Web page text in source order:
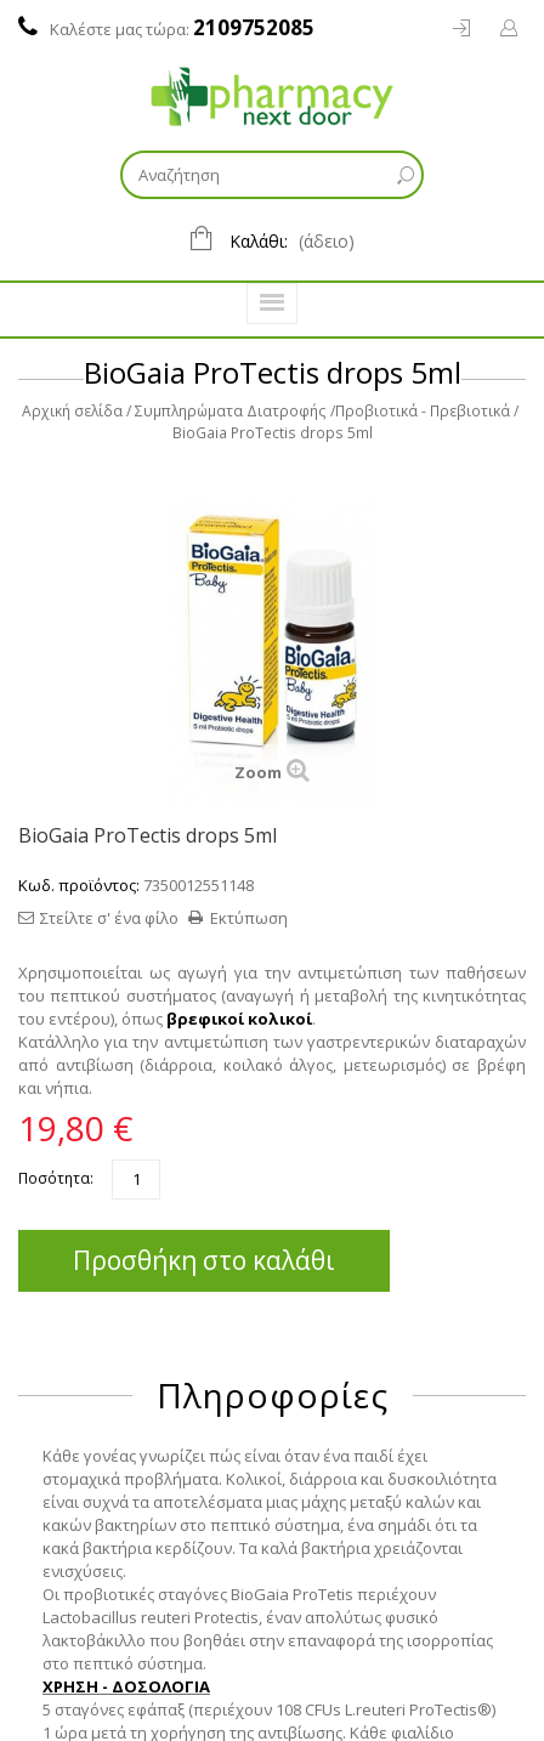
Καλέστε μας τώρα: 2109752085
Καλάθι: (άδειο)
BioGaia ProTectis drops 5ml
Αρχική σελίδα Συμπληρώματα Διατροφής Προβιοτικά - Πρεβιοτικά
BioGaia ProTectis drops 5ml
Zoom
BioGaia ProTectis drops 5ml
Κωδ. προϊόντος: 7350012551148
Εκτύπωση
Στείλτε σ' ένα φίλο
Χρησιμοποιείται ως αγωγή για την αντιμετώπιση των παθήσεων
του πεπτικού συστήματος (αναγωγή ή μεταβολή της κινητικότητας
του εντέρου), όπως βρεφικοί κολικοί.
Κατάλληλο για την αντιμετώπιση των γαστρεντερικών διαταραχών
από αντιβίωση (διάρροια, κοιλακό άλγος, μετεωρισμός) σε βρέφη
και νήπια.
19,80 €
Ποσότητα:
Προσθήκη στο καλάθι
Πληροφορίες
Κάθε γονέας γνωρίζει πώς είναι όταν ένα παιδί έχει
στομαχικά προβλήματα. Κολικοί, διάρροια και δυσκοιλιότητα
είναι συχνά τα αποτελέσματα μιας μάχης μεταξύ καλών και
κακών βακτηρίων στο πεπτικό σύστημα, ένα σημάδι ότι τα
κακά βακτήρια κερδίζουν. Τα καλά βακτήρια χρειάζονται
ενισχύσεις.
Οι προβιοτικές σταγόνες BioGaia ProTetis περιέχουν
Lactobacillus reuteri Protectis, έναν απολύτως φυσικό
λακτοβάκιλλο που βοηθάει στην επαναφορά της ισορροπίας
στο πεπτικό σύστημα.
ΧΡΗΣΗ - ΔΟΣΟΛΟΓΙΑ
5 σταγόνες εφάπαξ (περιέχουν 108 CFUs L.reuteri ProTectis®)
1 ώρα μετά τη χορήγηση της αντιβίωσης. Κάθε φιαλίδιο